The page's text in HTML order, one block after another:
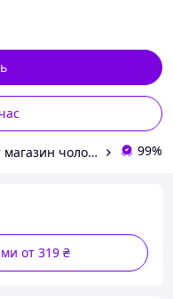
Продавец Badden.com.ua інтернет магазин чоловічого та жіночого взуття великих розмірів 99%
от 319 ₴